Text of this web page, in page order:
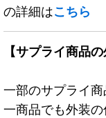
の詳細はこちら
【サプライ商品
一部のサプライ
一商品でも外装